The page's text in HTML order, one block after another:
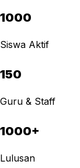
1000
Siswa Aktif
150
Guru & Staff
1000+
Lulusan